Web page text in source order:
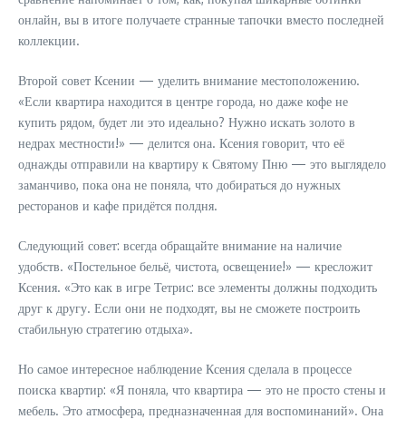
онлайн, вы в итоге получаете странные тапочки вместо последней
коллекции.
Второй совет Ксении — уделить внимание местоположению.
«Если квартира находится в центре города, но даже кофе не
купить рядом, будет ли это идеально? Нужно искать золото в
недрах местности!» — делится она. Ксения говорит, что её
однажды отправили на квартиру к Святому Пню — это выглядело
заманчиво, пока она не поняла, что добираться до нужных
ресторанов и кафе придётся полдня.
Следующий совет: всегда обращайте внимание на наличие
удобств. «Постельное бельё, чистота, освещение!» — кресложит
Ксения. «Это как в игре Тетрис: все элементы должны подходить
друг к другу. Если они не подходят, вы не сможете построить
стабильную стратегию отдыха».
Но самое интересное наблюдение Ксения сделала в процессе
поиска квартир: «Я поняла, что квартира — это не просто стены и
мебель. Это атмосфера, предназначенная для воспоминаний». Она